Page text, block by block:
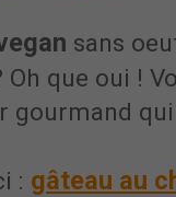
sans
que oui !
gourmand
: gâteau au